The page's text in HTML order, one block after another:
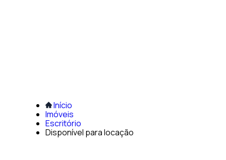
Início
Imóveis
Escritório
Disponível para locação